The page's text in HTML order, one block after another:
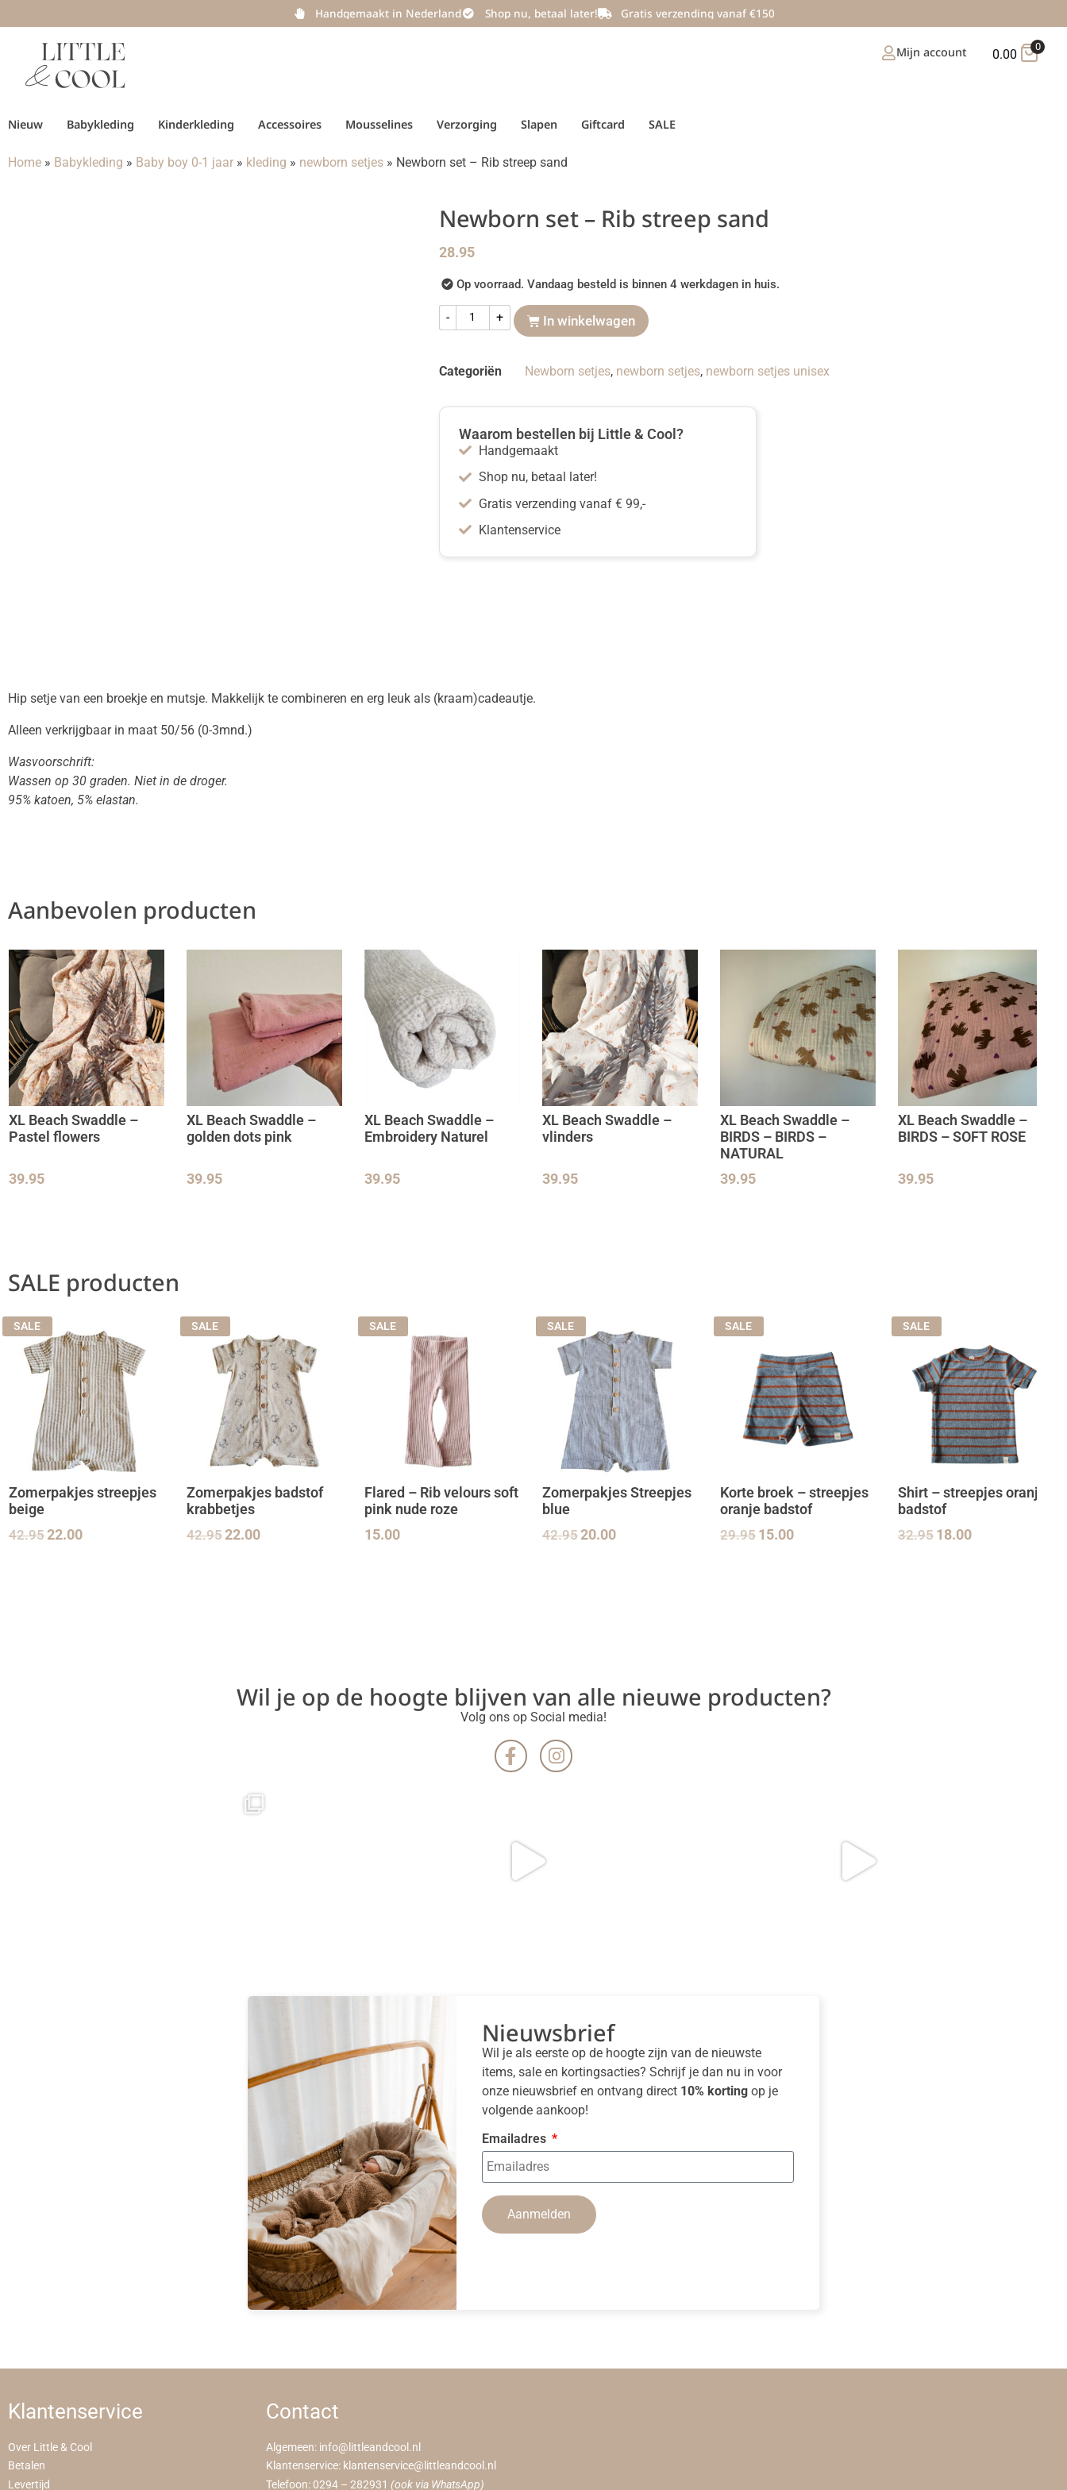
Handgemaakt in Nederland Shop nu, betaal later! Gratis verzending vanaf €150
Mijn account 0.00
0
Nieuw Babykleding Kinderkleding Accessoires Mousselines Verzorging Slapen Giftcard SALE
Home » Babykleding » Baby boy 0-1 jaar » kleding » newborn setjes » Newborn set – Rib streep sand
Newborn set – Rib streep sand
28.95
Op voorraad. Vandaag besteld is binnen 4 werkdagen in huis.
- + In winkelwagen
Categoriën Newborn setjes, newborn setjes, newborn setjes unisex
Waarom bestellen bij Little & Cool?
Handgemaakt
Shop nu, betaal later!
Gratis verzending vanaf € 99,-
Klantenservice
Hip setje van een broekje en mutsje. Makkelijk te combineren en erg leuk als (kraam)cadeautje.
Alleen verkrijgbaar in maat 50/56 (0-3mnd.)
Wasvoorschrift:
Wassen op 30 graden. Niet in de droger.
95% katoen, 5% elastan.
Aanbevolen producten
XL Beach Swaddle –
Pastel flowers
39.95
XL Beach Swaddle –
golden dots pink
39.95
XL Beach Swaddle –
Embroidery Naturel
39.95
XL Beach Swaddle –
vlinders
39.95
XL Beach Swaddle –
BIRDS – BIRDS –
NATURAL
39.95
XL Beach Swaddle –
BIRDS – SOFT ROSE
39.95
SALE producten
SALE
Zomerpakjes streepjes
beige
42.9522.00
SALE
Zomerpakjes badstof
krabbetjes
42.9522.00
SALE
Flared – Rib velours soft
pink nude roze
15.00
SALE
Zomerpakjes Streepjes
blue
42.9520.00
SALE
Korte broek – streepjes
oranje badstof
29.95 15.00
SALE
Shirt – streepjes oranje
badstof
32.95 18.00
Wil je op de hoogte blijven van alle nieuwe producten?
Volg ons op Social media!
Nieuwsbrief
Wil je als eerste op de hoogte zijn van de nieuwste
items, sale en kortingsacties? Schrijf je dan nu in voor
onze nieuwsbrief en ontvang direct 10% kortingop je
volgende aankoop!
Emailadres
Aanmelden
Klantenservice
Over Little & Cool
Betalen
Levertijd
Contact
Algemeen: info@littleandcool.nl
Klantenservice: klantenservice@littleandcool.nl
Telefoon: 0294 – 282931 (ook via WhatsApp)